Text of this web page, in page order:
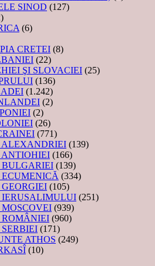
SINOD (127)
(6)
CRETEI (8)
(22)
ŞI SLOVACIEI (25)
(136)
(1.242)
(2)
(2)
(26)
(771)
ALEXANDRIEI (139)
ANTIOHIEI (166)
BULGARIEI (139)
(334)
(105)
IERUSALIMULUI (251)
(939)
ROMÂNIEI (960)
(171)
ATHOS (249)
(10)